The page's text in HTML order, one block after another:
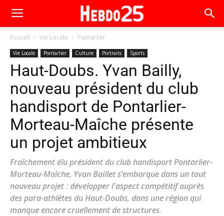
Accueil Vie Locale Pontarlier
Vie Locale Pontarlier Culture Portraits Sports
Haut-Doubs. Yvan Bailly,
nouveau président du club
handisport de Pontarlier-
Morteau-Maîche présente
un projet ambitieux
Fraîchement élu président du club handisport Pontarlier-
Morteau-Maîche, Yvan Baillet s’embarque dans un tout
nouveau projet : développer l'aspect compétitif auprès
des para-athlètes du Haut-Doubs, dans une région qui
manque encore cruellement de structures.